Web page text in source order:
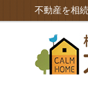
不動産を相